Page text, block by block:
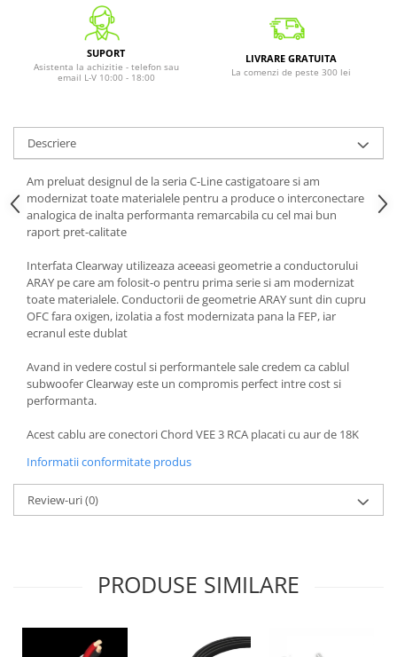
SUPORT
Asistenta la achizitie - telefon sau
email L-V 10:00 - 18:00
LIVRARE GRATUITA
La comenzi de peste 300 lei
Descriere
Am preluat designul de la seria C-Line castigatoare si am
modernizat toate materialele pentru a produce o interconectare
analogica de inalta performanta remarcabila cu cel mai bun
raport pret-calitate
Interfata Clearway utilizeaza aceeasi geometrie a conductorului
ARAY pe care am folosit-o pentru prima serie si am modernizat
toate materialele. Conductorii de geometrie ARAY sunt din cupru
OFC fara oxigen, izolatia a fost modernizata pana la FEP, iar
ecranul este dublat
Avand in vedere costul si performantele sale credem ca cablul
subwoofer Clearway este un compromis perfect intre cost si
performanta.
Acest cablu are conectori Chord VEE 3 RCA placati cu aur de 18K
Informatii conformitate produs
Review-uri(0)
PRODUSE SIMILARE